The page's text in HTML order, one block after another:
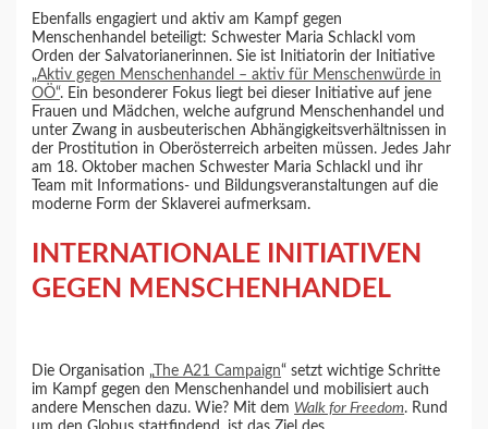
Ebenfalls engagiert und aktiv am Kampf gegen
Menschenhandel beteiligt: Schwester Maria Schlackl vom
Orden der Salvatorianerinnen. Sie ist Initiatorin der Initiative
„Aktiv gegen Menschenhandel – aktiv für Menschenwürde in
OÖ“. Ein besonderer Fokus liegt bei dieser Initiative auf jene
Frauen und Mädchen, welche aufgrund Menschenhandel und
unter Zwang in ausbeuterischen Abhängigkeitsverhältnissen in
der Prostitution in Oberösterreich arbeiten müssen. Jedes Jahr
am 18. Oktober machen Schwester Maria Schlackl und ihr
Team mit Informations- und Bildungsveranstaltungen auf die
moderne Form der Sklaverei aufmerksam.
INTERNATIONALE INITIATIVEN
GEGEN MENSCHENHANDEL
Die Organisation „The A21 Campaign“ setzt wichtige Schritte
im Kampf gegen den Menschenhandel und mobilisiert auch
andere Menschen dazu. Wie? Mit dem Walk for Freedom. Rund